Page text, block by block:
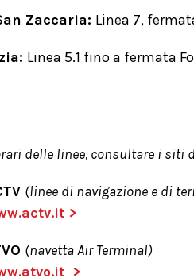
Zaccaria: Linea 7,
Linea 5.1 fino a fermata
delle linee, consultare i siti
(linee di navigazione e di
>
(navetta Air Terminal)
>